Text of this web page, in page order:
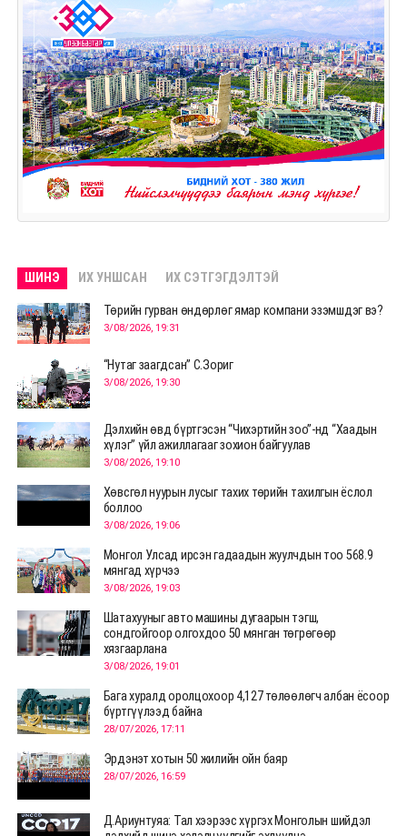
ШИНЭ ИХ УНШСАН ИХ СЭТГЭГДЭЛТЭЙ
Төрийн гурван өндөрлөг ямар компани эзэмшдэг вэ?
3/08/2026, 19:31
“Нутаг заагдсан” С.Зориг
3/08/2026, 19:30
Дэлхийн өвд бүртгэсэн “Чихэртийн зоо”-нд “Хаадын
хүлэг” үйл ажиллагааг зохион байгуулав
3/08/2026, 19:10
Хөвсгөл нуурын лусыг тахих төрийн тахилгын ёслол
боллоо
3/08/2026, 19:06
Монгол Улсад ирсэн гадаадын жуулчдын тоо 568.9
мянгад хүрчээ
3/08/2026, 19:03
Шатахууныг авто машины дугаарын тэгш,
сондгойгоор олгохдоо 50 мянган төгрөгөөр
хязгаарлана
3/08/2026, 19:01
Бага хуралд оролцохоор 4,127 төлөөлөгч албан ёсоор
бүртгүүлээд байна
28/07/2026, 17:11
Эрдэнэт хотын 50 жилийн ойн баяр
28/07/2026, 16:59
Д.Ариунтуяа: Тал хээрээс хүргэх Монголын шийдэл